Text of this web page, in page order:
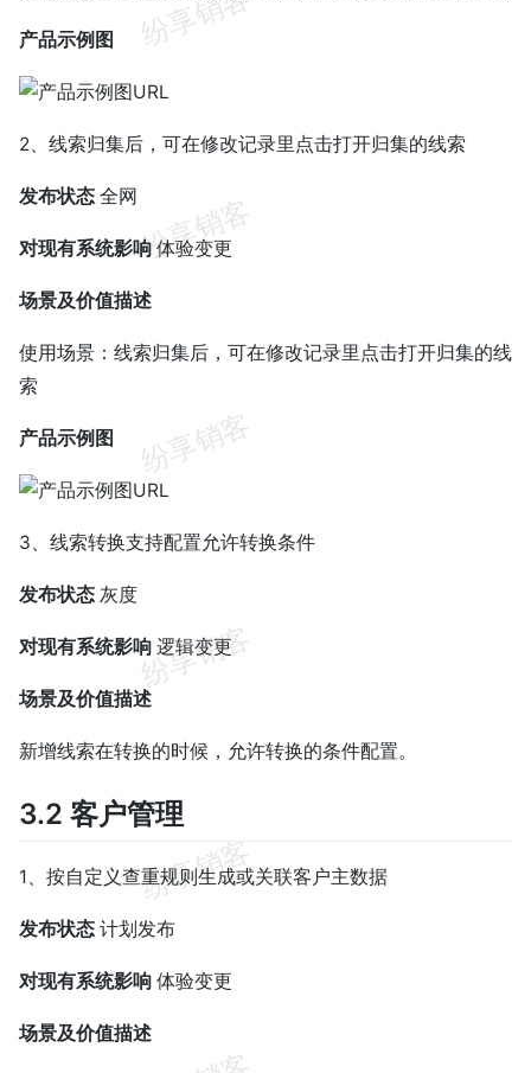
产品示例图
2、线索归集后，可在修改记录里点击打开归集的线索
发布状态 全网
对现有系统影响体验变更
场景及价值描述
使用场景：线索归集后，可在修改记录里点击打开归集的线
索
产品示例图
3、线索转换支持配置允许转换条件
发布状态 灰度
对现有系统影响 逻辑变更
场景及价值描述
新增线索在转换的时候，允许转换的条件配置。
3.2 客户管理
1、按自定义查重规则生成或关联客户主数据
发布状态 计划发布
对现有系统影响 体验变更
场景及价值描述